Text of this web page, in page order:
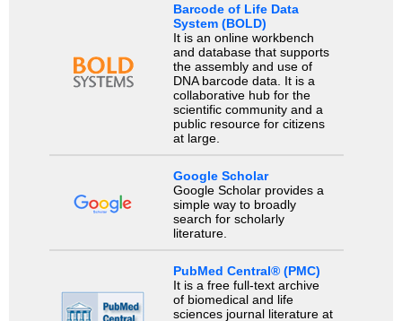
Barcode of Life Data
System (BOLD)
It is an online workbench
and database that supports
the assembly and use of
DNA barcode data. It is a
collaborative hub for the
scientific community and a
public resource for citizens
at large.
Google Scholar
Google Scholar provides a
simple way to broadly
search for scholarly
literature.
PubMed Central® (PMC)
It is a free full-text archive
of biomedical and life
sciences journal literature at